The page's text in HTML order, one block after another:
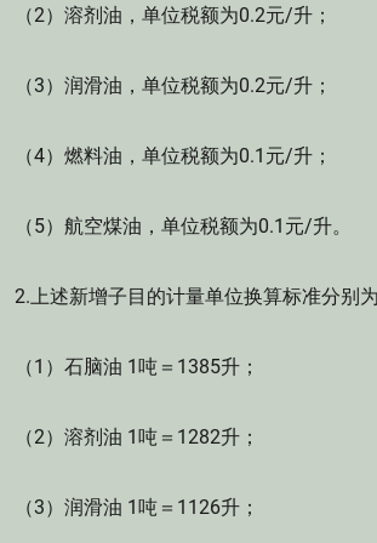
2）溶剂油，单位税额为0.2元/升；
3）润滑油，单位税额为0.2元/升；
4）燃料油，单位税额为0.1元/升；
5）航空煤油，单位税额为0.1元/升。
上述新增子目的计量单位换算标准分别
1）石脑油 1吨＝1385升；
2）溶剂油 1吨＝1282升；
3）润滑油 1吨＝1126升；